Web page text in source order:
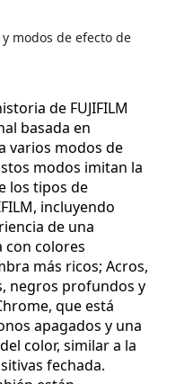
modos de efecto de
de FUJIFILM
basada en
varios modos de
modos imitan la
los tipos de
incluyendo
de una
con colores
más ricos; Acros,
negros profundos y
que está
apagados y una
color, similar a la
fechada.